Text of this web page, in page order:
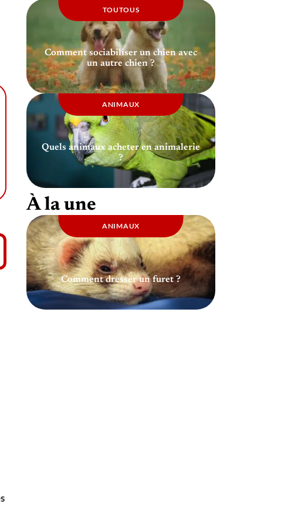
TOUTOUS
Comment sociabiliser un chien avec
un autre chien ?
ANIMAUX
Quels animaux acheter en animalerie
?
À la une
ANIMAUX
Comment dresser un furet ?